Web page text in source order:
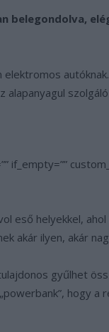
belegondolva,
if_empty=””
eső helyekkel,
akár ilyen, akár
gyűlhet
hogy a